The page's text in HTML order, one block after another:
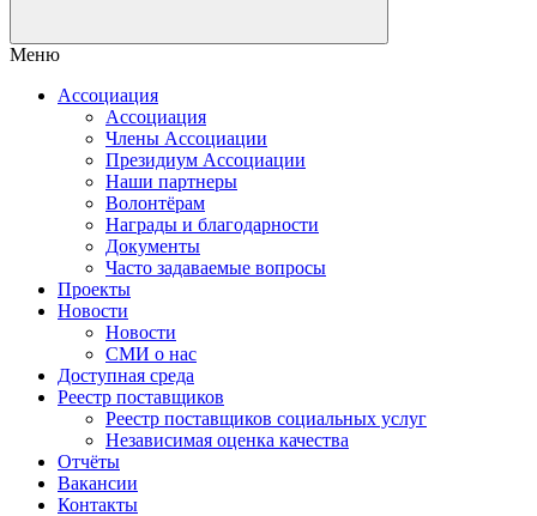
Меню
Ассоциация
Ассоциация
Члены Ассоциации
Президиум Ассоциации
Наши партнеры
Волонтёрам
Награды и благодарности
Документы
Часто задаваемые вопросы
Проекты
Новости
Новости
СМИ о нас
Доступная среда
Реестр поставщиков
Реестр поставщиков социальных услуг
Независимая оценка качества
Отчёты
Вакансии
Контакты